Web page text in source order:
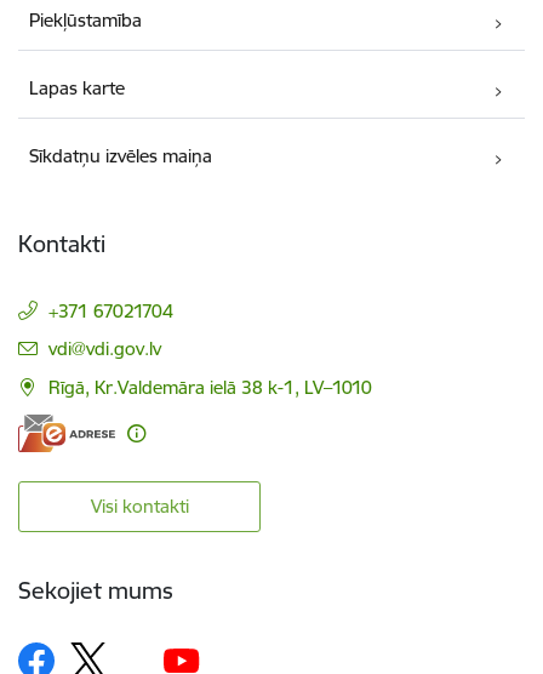
Piekļūstamība
Lapas karte
Sīkdatņu izvēles maiņa
Kontakti
+371 67021704
E-pasts:
vdi@vdi.gov.lv
Rīgā, Kr.Valdemāra ielā 38 k-1, LV–1010
Visi kontakti
Sekojiet mums